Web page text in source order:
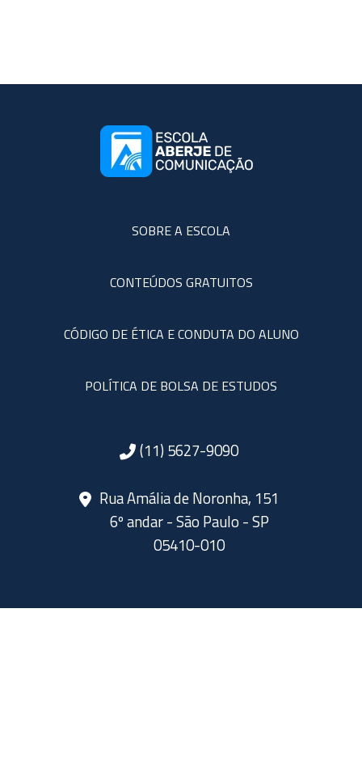
SOBRE A ESCOLA
CONTEÚDOS GRATUITOS
CÓDIGO DE ÉTICA E CONDUTA DO ALUNO
POLÍTICA DE BOLSA DE ESTUDOS
(11) 5627-9090
Rua Amália de Noronha, 151
6º andar - São Paulo - SP
05410-010